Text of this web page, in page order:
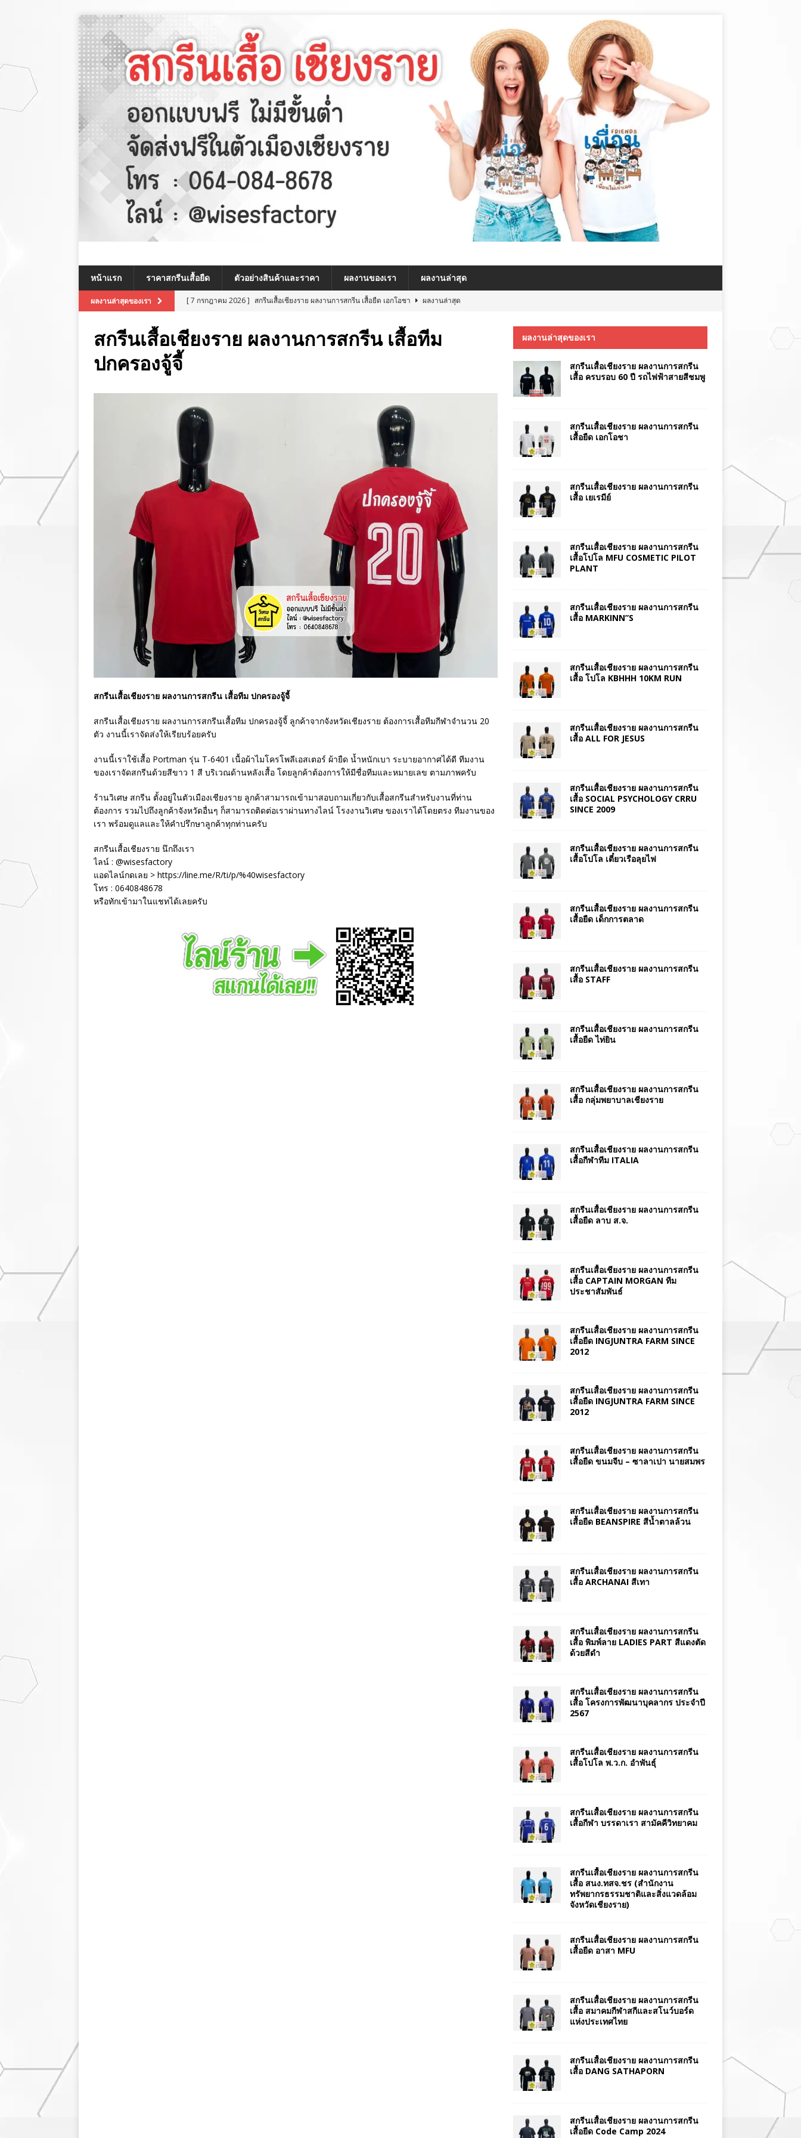
หน้าแรก ราคาสกรีนเสื้อยืด ตัวอย่างสินค้าและราคา ผลงานของเรา ผลงานล่าสุด
ผลงานล่าสุดของเรา [ 7 กรกฎาคม 2026 ] สกรีนเสื้อเชียงราย ผลงานการสกรีน เสื้อยืด เอกโอชา
ผลงานล่าสุด
[ 7 กรกฎาคม 2026 ] สกรีนเสื้อเชียงราย ผลงานการสกรีน เสื้อโปโล MFU COSMETIC PILOT PLANT
ผลงานล่าสุด
สกรีนเสื้อเชียงราย ผลงานการสกรีน เสื้อทีม
ปกครองจู้จี้
สกรีนเสื้อเชียงราย ผลงานการสกรีน เสื้อทีม ปกครองจู้จี้
สกรีนเสื้อเชียงราย ผลงานการสกรีนเสื้อทีม ปกครองจู้จี้ ลูกค้าจากจังหวัดเชียงราย ต้องการเสื้อทีมกีฬาจำนวน 20
ตัว งานนี้เราจัดส่งให้เรียบร้อยครับ
งานนี้เราใช้เสื้อ Portman รุ่น T-6401 เนื้อผ้าไมโครโพลีเอสเตอร์ ผ้ายืด น้ำหนักเบา ระบายอากาศได้ดี ทีมงาน
ของเราจัดสกรีนด้วยสีขาว 1 สี บริเวณด้านหลังเสื้อ โดยลูกค้าต้องการให้มีชื่อทีมและหมายเลข ตามภาพครับ
ร้านวิเศษ สกรีน ตั้งอยู่ในตัวเมืองเชียงราย ลูกค้าสามารถเข้ามาสอบถามเกี่ยวกับเสื้อสกรีนสำหรับงานที่ท่าน
ต้องการ รวมไปถึงลูกค้าจังหวัดอื่นๆ ก็สามารถติดต่อเราผ่านทางไลน์ โรงงานวิเศษ ของเราได้โดยตรง ทีมงานของ
เรา พร้อมดูแลและให้คำปรึกษาลูกค้าทุกท่านครับ
สกรีนเสื้อเชียงราย นึกถึงเรา
ไลน์ : @wisesfactory
แอดไลน์กดเลย > https://line.me/R/ti/p/%40wisesfactory
โทร : 0640848678
หรือทักเข้ามาในแชทได้เลยครับ
ผลงานล่าสุดของเรา
สกรีนเสื้อเชียงราย ผลงานการสกรีน
เสื้อ ครบรอบ 60 ปี รถไฟฟ้าสายสีชมพู
สกรีนเสื้อเชียงราย ผลงานการสกรีน
เสื้อยืด เอกโอชา
สกรีนเสื้อเชียงราย ผลงานการสกรีน
เสื้อ เยเรมีย์
สกรีนเสื้อเชียงราย ผลงานการสกรีน
เสื้อโปโล MFU COSMETIC PILOT
PLANT
สกรีนเสื้อเชียงราย ผลงานการสกรีน
เสื้อ MARKINN”S
สกรีนเสื้อเชียงราย ผลงานการสกรีน
เสื้อ โปโล KBHHH 10KM RUN
สกรีนเสื้อเชียงราย ผลงานการสกรีน
เสื้อ ALL FOR JESUS
สกรีนเสื้อเชียงราย ผลงานการสกรีน
เสื้อ SOCIAL PSYCHOLOGY CRRU
SINCE 2009
สกรีนเสื้อเชียงราย ผลงานการสกรีน
เสื้อโปโล เตี๋ยวเรือลุยไฟ
สกรีนเสื้อเชียงราย ผลงานการสกรีน
เสื้อยืด เด็กการตลาด
สกรีนเสื้อเชียงราย ผลงานการสกรีน
เสื้อ STAFF
สกรีนเสื้อเชียงราย ผลงานการสกรีน
เสื้อยืด ไท่ยิน
สกรีนเสื้อเชียงราย ผลงานการสกรีน
เสื้อ กลุ่มพยาบาลเชียงราย
สกรีนเสื้อเชียงราย ผลงานการสกรีน
เสื้อกีฬาทีม ITALIA
สกรีนเสื้อเชียงราย ผลงานการสกรีน
เสื้อยืด ลาบ ส.จ.
สกรีนเสื้อเชียงราย ผลงานการสกรีน
เสื้อ CAPTAIN MORGAN ทีม
ประชาสัมพันธ์
สกรีนเสื้อเชียงราย ผลงานการสกรีน
เสื้อยืด INGJUNTRA FARM SINCE
2012
สกรีนเสื้อเชียงราย ผลงานการสกรีน
เสื้อยืด INGJUNTRA FARM SINCE
2012
สกรีนเสื้อเชียงราย ผลงานการสกรีน
เสื้อยืด ขนมจีบ – ซาลาเปา นายสมพร
สกรีนเสื้อเชียงราย ผลงานการสกรีน
เสื้อยืด BEANSPIRE สีน้ำตาลล้วน
สกรีนเสื้อเชียงราย ผลงานการสกรีน
เสื้อ ARCHANAI สีเทา
สกรีนเสื้อเชียงราย ผลงานการสกรีน
เสื้อ พิมพ์ลาย LADIES PART สีแดงตัด
ด้วยสีดำ
สกรีนเสื้อเชียงราย ผลงานการสกรีน
เสื้อ โครงการพัฒนาบุคลากร ประจำปี
2567
สกรีนเสื้อเชียงราย ผลงานการสกรีน
เสื้อโปโล พ.ว.ก. อำพันธุ์
สกรีนเสื้อเชียงราย ผลงานการสกรีน
เสื้อกีฬา บรรดาเรา สามัคคีวิทยาคม
สกรีนเสื้อเชียงราย ผลงานการสกรีน
เสื้อ สนง.ทสจ.ชร (สำนักงาน
ทรัพยากรธรรมชาติและสิ่งแวดล้อม
จังหวัดเชียงราย)
สกรีนเสื้อเชียงราย ผลงานการสกรีน
เสื้อยืด อาสา MFU
สกรีนเสื้อเชียงราย ผลงานการสกรีน
เสื้อ สมาคมกีฬาสกีและสโนว์บอร์ด
แห่งประเทศไทย
สกรีนเสื้อเชียงราย ผลงานการสกรีน
เสื้อ DANG SATHAPORN
สกรีนเสื้อเชียงราย ผลงานการสกรีน
เสื้อยืด Code Camp 2024